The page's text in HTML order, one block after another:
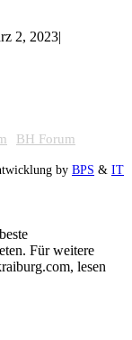
2, 2023|
BH Forum
by BPS & IT
Für weitere
lesen